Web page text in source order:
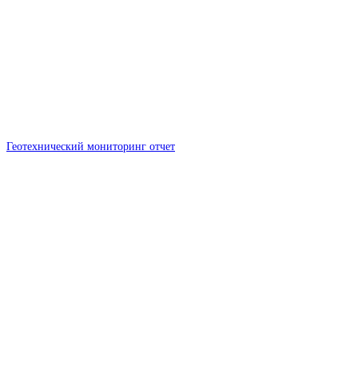
Геотехнический мониторинг отчет